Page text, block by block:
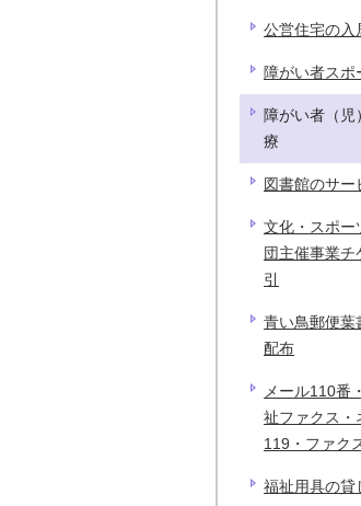
公営住宅の入
障がい者スポ
障がい者（児
療
図書館のサー
文化・スポー
団主催事業チ
引
青い鳥郵便葉
配布
メール110番
祉ファクス・
119・ファク
福祉用具の貸